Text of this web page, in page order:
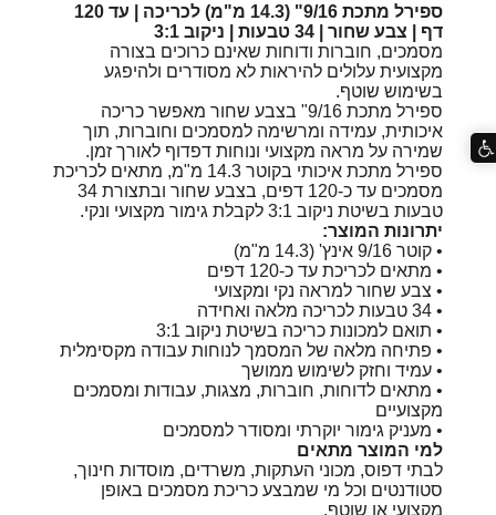
ספירל מתכת 9/16" (14.3 מ"מ) לכריכה | עד 120
דף | צבע שחור | 34 טבעות | ניקוב 3:1
מסמכים, חוברות ודוחות שאינם כרוכים בצורה
מקצועית עלולים להיראות לא מסודרים ולהיפגע
בשימוש שוטף.
ספירל מתכת 9/16" בצבע שחור מאפשר כריכה
איכותית, עמידה ומרשימה למסמכים וחוברות, תוך
שמירה על מראה מקצועי ונוחות דפדוף לאורך זמן.
ספירל מתכת איכותי בקוטר 14.3 מ"מ, מתאים לכריכת
מסמכים עד כ-120 דפים, בצבע שחור ובתצורת 34
טבעות בשיטת ניקוב 3:1 לקבלת גימור מקצועי ונקי.
יתרונות המוצר:
• קוטר 9/16 אינץ' (14.3 מ"מ)
• מתאים לכריכת עד כ-120 דפים
• צבע שחור למראה נקי ומקצועי
• 34 טבעות לכריכה מלאה ואחידה
• תואם למכונות כריכה בשיטת ניקוב 3:1
• פתיחה מלאה של המסמך לנוחות עבודה מקסימלית
• עמיד וחזק לשימוש ממושך
• מתאים לדוחות, חוברות, מצגות, עבודות ומסמכים
מקצועיים
• מעניק גימור יוקרתי ומסודר למסמכים
למי המוצר מתאים
לבתי דפוס, מכוני העתקות, משרדים, מוסדות חינוך,
סטודנטים וכל מי שמבצע כריכת מסמכים באופן
מקצועי או שוטף.